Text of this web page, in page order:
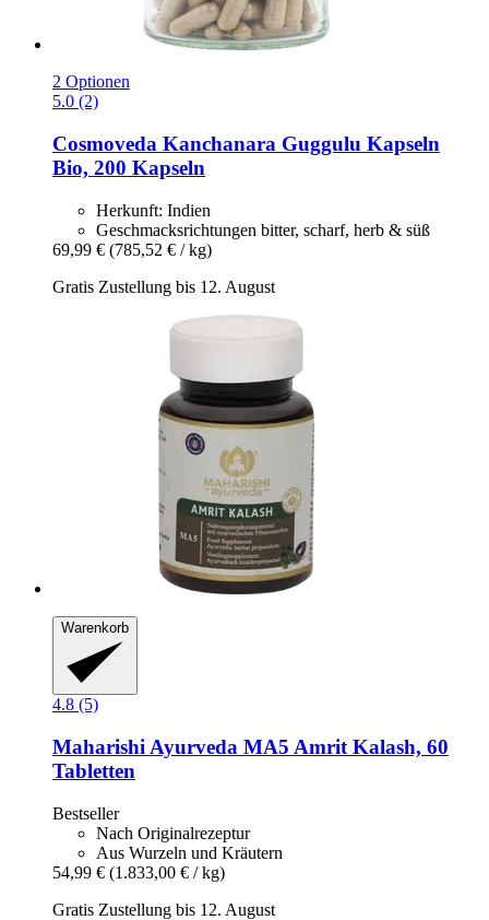
2 Optionen
5.0 (2)
Cosmoveda Kanchanara Guggulu Kapseln
Bio, 200 Kapseln
Herkunft: Indien
Geschmacksrichtungen bitter, scharf, herb & süß
69,99 € (785,52 € / kg)
Gratis Zustellung bis 12. August
Warenkorb
4.8 (5)
Maharishi Ayurveda MA5 Amrit Kalash, 60
Tabletten
Bestseller
Nach Originalrezeptur
Aus Wurzeln und Kräutern
54,99 € (1.833,00 € / kg)
Gratis Zustellung bis 12. August